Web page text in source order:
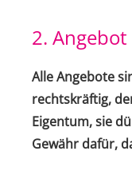
2.
Alle Angebote
rechtskräftig,
Eigentum, sie
Gewähr dafür,